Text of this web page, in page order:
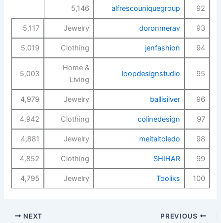
92
alfrescouniquegroup
5,146
93
doronmerav
Jewelry
5,117
94
jenfashion
Clothing
5,019
95
loopdesignstudio
Home &
Living
5,003
96
ballisilver
Jewelry
4,979
97
colinedesign
Clothing
4,942
98
meitaltoledo
Jewelry
4,881
99
SHIHAR
Clothing
4,852
100
Tooliks
Jewelry
4,795
NEXT